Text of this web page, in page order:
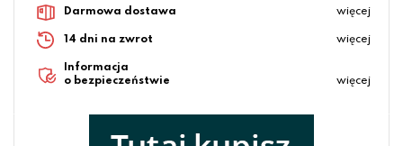
Darmowa dostawa więcej
14 dni na zwrot więcej
Informacja
o bezpieczeństwie
więcej